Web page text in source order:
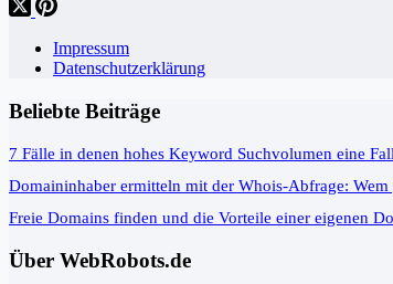
Impressum
Datenschutzerklärung
Beliebte Beiträge
7 Fälle in denen hohes Keyword Suchvolumen eine
Domaininhaber ermitteln mit der Whois-Abfrage:
Freie Domains finden und die Vorteile einer eigenen
Über WebRobots.de